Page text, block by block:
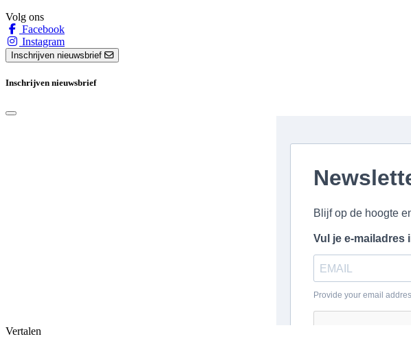
Volg ons
Facebook
Instagram
Inschrijven nieuwsbrief
Inschrijven nieuwsbrief
Vertalen